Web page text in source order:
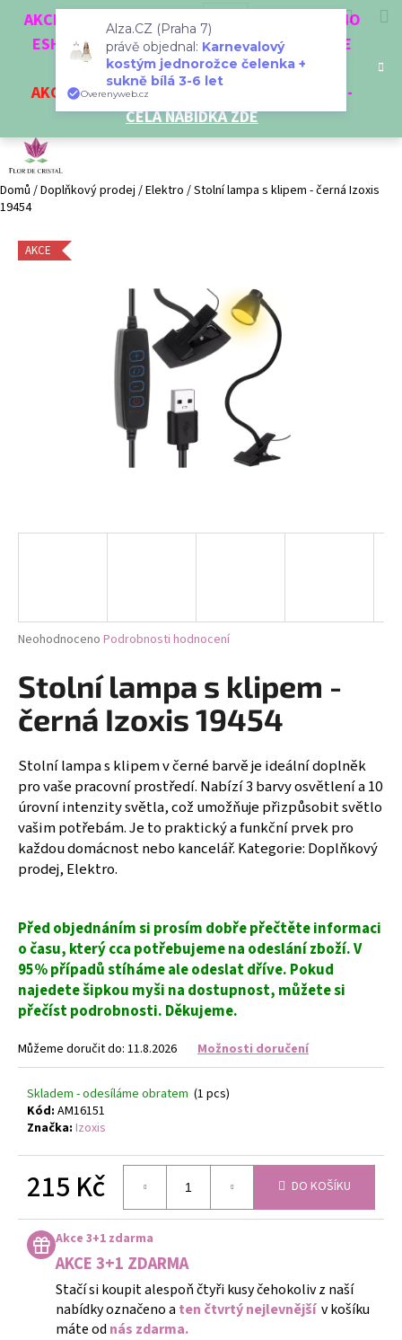
AKCE 3 + 1 ZDARMA. NAKUPTE 4 VĚCI Z NAŠEHO
ESHOPU A ČTVRTÝ NEJLEVNĚJŠÍ DOSTANETE
ZDARMA!
AKCENA VYBRANÉ VÝROBKY
-
CELÁ NABÍDKA ZDE
HledatPřihlášení
Domů /Doplňkový prodej /Elektro /Stolní lampa s klipem - černá Izoxis
19454
Průměrné
produktu
je
0,0
z
hvězdiček.
Neohodnoceno Podrobnosti hodnocení
Stolní lampa s klipem -
černá Izoxis 19454
Stolní lampa s klipem v černé barvě je ideální doplněk
pro vaše pracovní prostředí. Nabízí 3 barvy osvětlení a 10
úrovní intenzity světla, což umožňuje přizpůsobit světlo
vašim potřebám. Je to praktický a funkční prvek pro
každou domácnost nebo kancelář. Kategorie: Doplňkový
prodej, Elektro.
Před objednáním si prosím dobře přečtěte informaci
o času, který cca potřebujeme na odeslání zboží. V
95% případů stíháme ale odeslat dříve. Pokud
najedete šipkou myši na dostupnost, můžete si
přečíst podrobnosti. Děkujeme.
Můžeme doručit do: 11.8.2026 Možnosti doručení
Skladem - odesíláme obratem (1 pcs)
Kód: AM16151
Značka: Izoxis
215 Kč
cena:
DO KOŠÍKU
Akce 3+1 zdarma
AKCE 3+1 ZDARMA
Stačí si koupit alespoň čtyři kusy čehokoliv z naší
nabídky označeno a ten čtvrtý nejlevnější v košíku
máte od nás zdarma.
AKCE
Zpět
Zpět
p
o
t
ř
e
b
D
o
p
r
u
č
u
j
e
NÁHRDELNÍK
A
NÁUŠNICE
ROZPUSTILÉ
KORÁLKY
ČERNÁ
259
Kč
Alza.CZ (Praha 7)
právě objednal: Karnevalový
kostým jednorožce čelenka +
sukně bílá 3-6 let
Overenyweb.cz